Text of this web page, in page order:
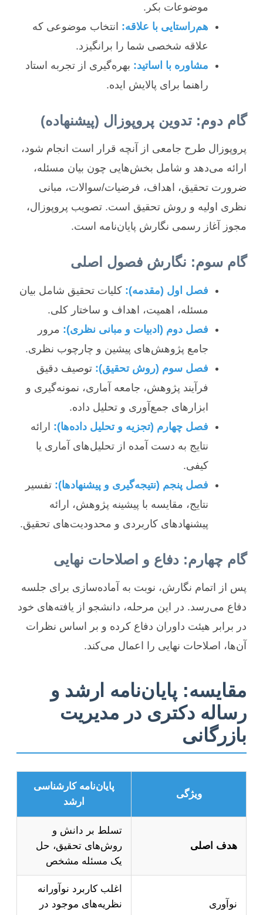
موضوعات بکر.
هم‌راستایی با علاقه: انتخاب موضوعی که
علاقه شخصی شما را برانگیزد.
مشاوره با اساتید: بهره‌گیری از تجربه استاد
راهنما برای پالایش ایده.
گام دوم: تدوین پروپوزال (پیشنهاده)
پروپوزال طرح جامعی از آنچه قرار است انجام شود،
ارائه می‌دهد و شامل بخش‌هایی چون بیان مسئله،
ضرورت تحقیق، اهداف، فرضیات/سوالات، مبانی
نظری اولیه و روش تحقیق است. تصویب پروپوزال،
مجوز آغاز رسمی نگارش پایان‌نامه است.
گام سوم: نگارش فصول اصلی
فصل اول (مقدمه): کلیات تحقیق شامل بیان
مسئله، اهمیت، اهداف و ساختار کلی.
فصل دوم (ادبیات و مبانی نظری): مرور
جامع پژوهش‌های پیشین و چارچوب نظری.
فصل سوم (روش تحقیق): توصیف دقیق
فرآیند پژوهش، جامعه آماری، نمونه‌گیری و
ابزارهای جمع‌آوری و تحلیل داده.
فصل چهارم (تجزیه و تحلیل داده‌ها): ارائه
نتایج به دست آمده از تحلیل‌های آماری یا
کیفی.
فصل پنجم (نتیجه‌گیری و پیشنهادها): تفسیر
نتایج، مقایسه با پیشینه پژوهش، ارائه
پیشنهادهای کاربردی و محدودیت‌های تحقیق.
گام چهارم: دفاع و اصلاحات نهایی
پس از اتمام نگارش، نوبت به آماده‌سازی برای جلسه
دفاع می‌رسد. در این مرحله، دانشجو از یافته‌های خود
در برابر هیئت داوران دفاع کرده و بر اساس نظرات
آن‌ها، اصلاحات نهایی را اعمال می‌کند.
مقایسه: پایان‌نامه ارشد و
رساله دکتری در مدیریت
بازرگانی
ویژگی
پایان‌نامه کارشناسی
ارشد
هدف اصلی
تسلط بر دانش و
روش‌های تحقیق، حل
یک مسئله مشخص
نوآوری
اغلب کاربرد نوآورانه
نظریه‌های موجود در